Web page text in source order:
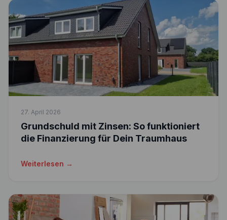
27. April 2026
Grundschuld mit Zinsen: So funktioniert
die Finanzierung für Dein Traumhaus
Weiterlesen →